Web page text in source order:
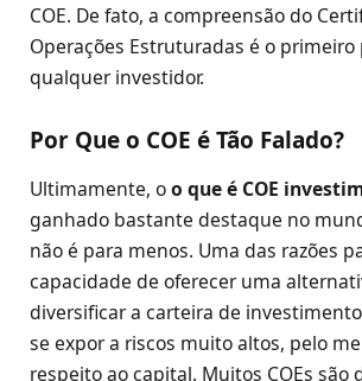
COE. De fato, a compreensão do
Operações Estruturadas é o primeiro
qualquer investidor.
Por Que o COE é Tão Falado?
Ultimamente, oo que é COE
ganhado bastante destaque no
não é para menos. Uma das razões
capacidade de oferecer uma
diversificar a carteira de
se expor a riscos muito altos, pelo
respeito ao capital. Muitos COEs são